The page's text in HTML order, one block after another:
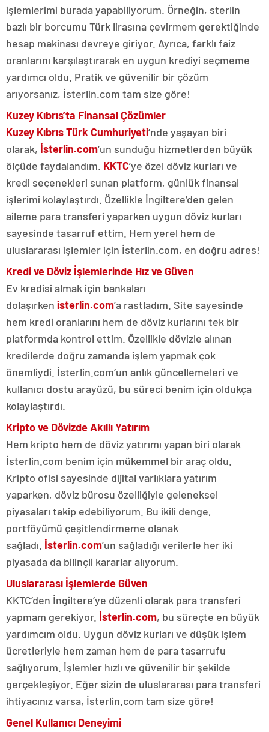
işlemlerimi burada yapabiliyorum. Örneğin, sterlin
bazlı bir borcumu Türk lirasına çevirmem gerektiğinde
hesap makinası devreye giriyor. Ayrıca, farklı faiz
oranlarını karşılaştırarak en uygun krediyi seçmeme
yardımcı oldu. Pratik ve güvenilir bir çözüm
arıyorsanız, İsterlin.com tam size göre!
Kuzey Kıbrıs’ta Finansal Çözümler
Kuzey Kıbrıs Türk Cumhuriyeti’nde yaşayan biri
olarak, İsterlin.com’un sunduğu hizmetlerden büyük
ölçüde faydalandım. KKTC’ye özel döviz kurları ve
kredi seçenekleri sunan platform, günlük finansal
işlerimi kolaylaştırdı. Özellikle İngiltere’den gelen
aileme para transferi yaparken uygun döviz kurları
sayesinde tasarruf ettim. Hem yerel hem de
uluslararası işlemler için İsterlin.com, en doğru adres!
Kredi ve Döviz İşlemlerinde Hız ve Güven
Ev kredisi almak için bankaları
dolaşırken isterlin.com’a rastladım. Site sayesinde
hem kredi oranlarını hem de döviz kurlarını tek bir
platformda kontrol ettim. Özellikle dövizle alınan
kredilerde doğru zamanda işlem yapmak çok
önemliydi. İsterlin.com’un anlık güncellemeleri ve
kullanıcı dostu arayüzü, bu süreci benim için oldukça
kolaylaştırdı.
Kripto ve Dövizde Akıllı Yatırım
Hem kripto hem de döviz yatırımı yapan biri olarak
İsterlin.com benim için mükemmel bir araç oldu.
Kripto ofisi sayesinde dijital varlıklara yatırım
yaparken, döviz bürosu özelliğiyle geleneksel
piyasaları takip edebiliyorum. Bu ikili denge,
portföyümü çeşitlendirmeme olanak
sağladı. İsterlin.com’un sağladığı verilerle her iki
piyasada da bilinçli kararlar alıyorum.
Uluslararası İşlemlerde Güven
KKTC’den İngiltere’ye düzenli olarak para transferi
yapmam gerekiyor. İsterlin.com, bu süreçte en büyük
yardımcım oldu. Uygun döviz kurları ve düşük işlem
ücretleriyle hem zaman hem de para tasarrufu
sağlıyorum. İşlemler hızlı ve güvenilir bir şekilde
gerçekleşiyor. Eğer sizin de uluslararası para transferi
ihtiyacınız varsa, İsterlin.com tam size göre!
Genel Kullanıcı Deneyimi